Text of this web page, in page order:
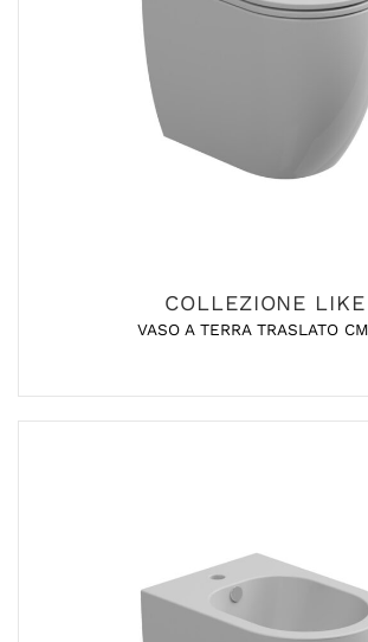
COLLEZIONE LIKE
VASO A TERRA TRASLATO